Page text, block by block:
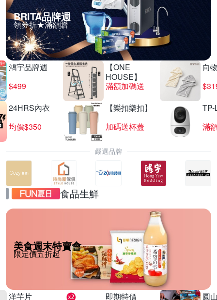
BRITA品牌週
領券折★滿額贈
鴻宇品牌週
$499
【ONE
HOUSE】
滿額加碼送
向
24HRS內衣
均價$350
【樂扣樂扣】
加碼送杯蓋
TP-
滿
嚴選品牌
食品生鮮
美食週末特賣會
限定價五折起
洋芋片
即期特價
圓